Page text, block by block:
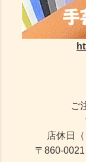
ご
店休日
〒860-